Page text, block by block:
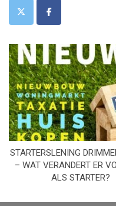
STARTERSLENING
– WAT VERANDERT ER
ALS STARTER?